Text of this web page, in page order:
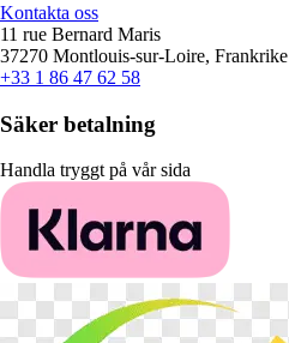
Kontakta oss
11 rue Bernard Maris
37270 Montlouis-sur-Loire, Frankrike
+33 1 86 47 62 58
Säker betalning
Handla tryggt på vår sida